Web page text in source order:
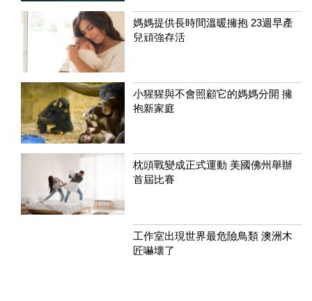
媽媽提供長時間溫暖擁抱 23週早產
兒頑強存活
小猩猩與不會照顧它的媽媽分開 擁
抱新家庭
枕頭戰變成正式運動 美國佛州舉辦
首屆比賽
工作室出現世界最危險鳥類 澳洲木
匠嚇壞了